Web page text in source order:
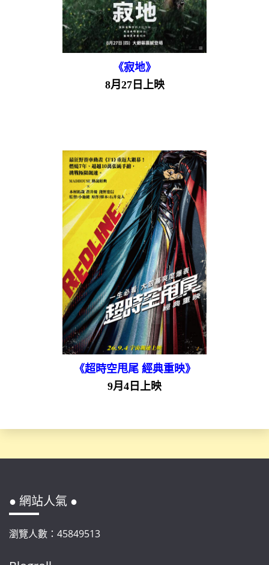
《寂地》
8月27日上映
《超時空甩尾 經典重映》
9月4日上映
● 網站人氣 ●
瀏覽人數：45849513